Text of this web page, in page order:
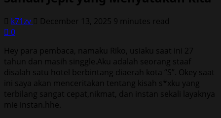
k71zv December 13, 2025 9 minutes read
0
Hey para pembaca, namaku Riko, usiaku saat ini 27
tahun dan masih singgle.Aku adalah seorang staaf
disalah satu hotel berbintang diaerah kota “S”. Okey saat
ini saya akan menceritakan tentang kisah s*xku yang
terbilang sangat cepat,nikmat, dan instan sekali layaknya
mie instan.hhe.